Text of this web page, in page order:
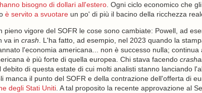
bisogno di dollari all'estero. Ogni ciclo economico che
è servito a svuotareun po' di più il bacino della ricchezza
pieno vigore del SOFR le cose sono cambiate: Powell, ad
va in crash . L'ha fatto, ad esempio, nel 2023 quando la
l'economia americana... non è successo nulla; continua
è più forte di quella europea. Chi stava facendo
di questa estate di cui molti analisti stanno lanciando
manca il punto del SOFR e della contrazione dell'offerta di
degli Stati Uniti. A tal proposito la recente approvazione al